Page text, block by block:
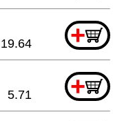
+
19.64
+
5.71